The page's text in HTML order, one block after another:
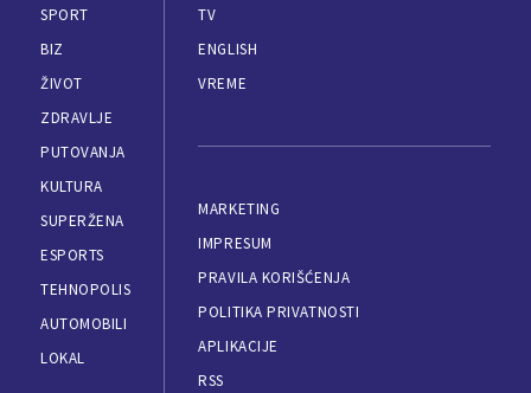
SPORT
BIZ
ŽIVOT
ZDRAVLJE
PUTOVANJA
KULTURA
SUPERŽENA
ESPORTS
TEHNOPOLIS
AUTOMOBILI
LOKAL
TV
ENGLISH
VREME
MARKETING
IMPRESUM
PRAVILA KORIŠĆENJA
POLITIKA PRIVATNOSTI
APLIKACIJE
RSS